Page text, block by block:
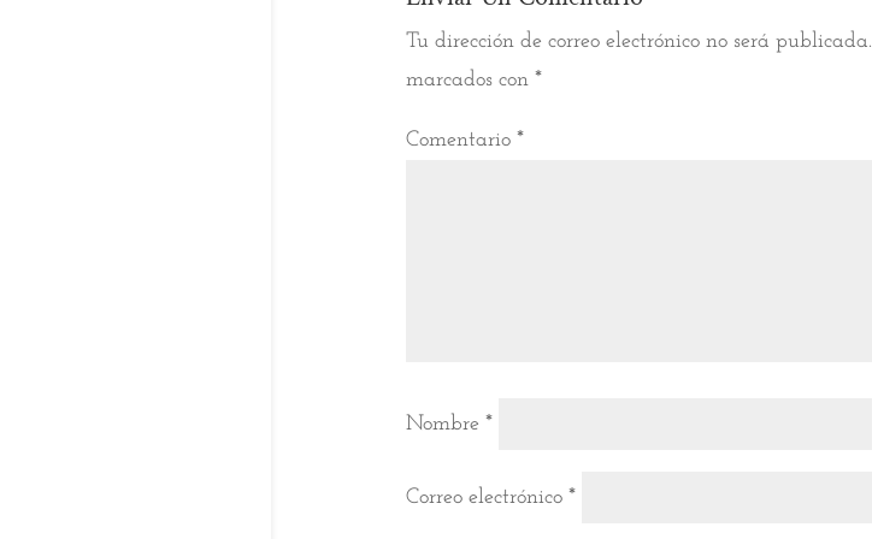
Tu dirección de correo electrónico no será publicada.
marcados con *
Comentario *
Nombre *
Correo electrónico *